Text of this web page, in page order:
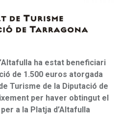
ha estat beneficiari
de 1.500 euros atorgada
Turisme de la Diputació de
per haver obtingut el
a la Platja d’Altafulla